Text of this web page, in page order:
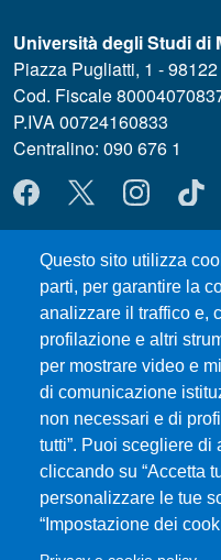
Questo sito utilizza
parti, per garantire la
analizzare il traffico e,
profilazione e altri
per mostrare video e
di comunicazione
non necessari e di
tutti”. Puoi scegliere di
cliccando su “Accetta
personalizzare le tue
“Impostazione dei
Università degli Studi di
Piazza Pugliatti, 1 -
Cod. Fiscale
P.IVA 00724160833
Centralino: 090 676 1
MENÙ SOCIAL
MENÙ FOOTER 1
Privacy and cookie policy
ERASMUS
Modulistica
Accessibility statement
Prenotazione Aule e
Ritiro attestati
Orientamento
Studenti UNIME
Transparent administration